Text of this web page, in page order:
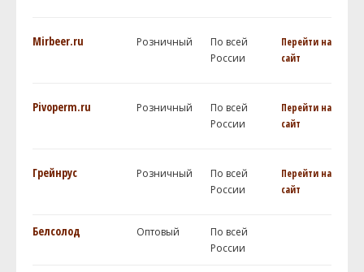
Mirbeer.ru Розничный
По всей
России
Перейти на
сайт
Pivoperm.ru Розничный
По всей
России
Перейти на
сайт
Грейнрус Розничный
По всей
России
Перейти на
сайт
Белсолод Оптовый
По всей
России